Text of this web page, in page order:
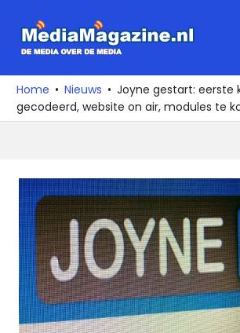
naar
media
over
de
Home Nieuws
Joyne gestart: eerste
gecodeerd, website on air, modules te